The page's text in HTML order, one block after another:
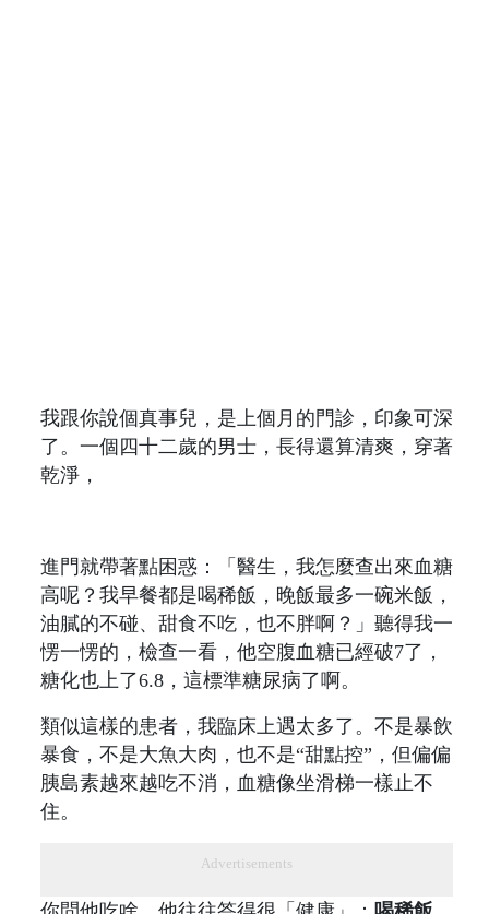
我跟你說個真事兒，是上個月的門診，印象可深
了。一個四十二歲的男士，長得還算清爽，穿著
乾淨，
進門就帶著點困惑：「醫生，我怎麼查出來血糖
高呢？我早餐都是喝稀飯，晚飯最多一碗米飯，
油膩的不碰、甜食不吃，也不胖啊？」聽得我一
愣一愣的，檢查一看，他空腹血糖已經破7了，
糖化也上了6.8，這標準糖尿病了啊。
類似這樣的患者，我臨床上遇太多了。不是暴飲
暴食，不是大魚大肉，也不是“甜點控”，但偏偏
胰島素越來越吃不消，血糖像坐滑梯一樣止不
住。
Advertisements